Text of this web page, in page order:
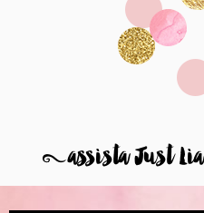
8assista Just